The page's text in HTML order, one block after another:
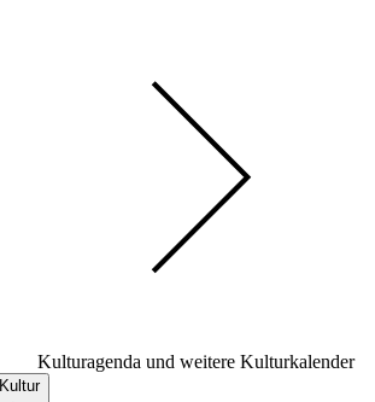
Kulturagenda und weitere Kulturkalender
Kultur